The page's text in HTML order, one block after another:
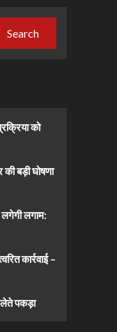
Search
को
की बड़ी घोषणा
लगाम:
कार्रवाई –
लेते पकड़ा